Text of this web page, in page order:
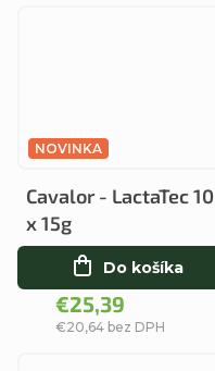
NOVINKA
Cavalor - LactaTec 10
x 15g
€20,64 bez DPH
€25,39
Do košíka